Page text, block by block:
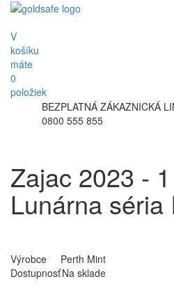
V
košíku
máte
0
položiek
BEZPLATNÁ ZÁKAZNICKÁ
0800 555 855
Zajac 2023 -
Lunárna séria
Výrobce
Perth Mint
DostupnosťNa sklade